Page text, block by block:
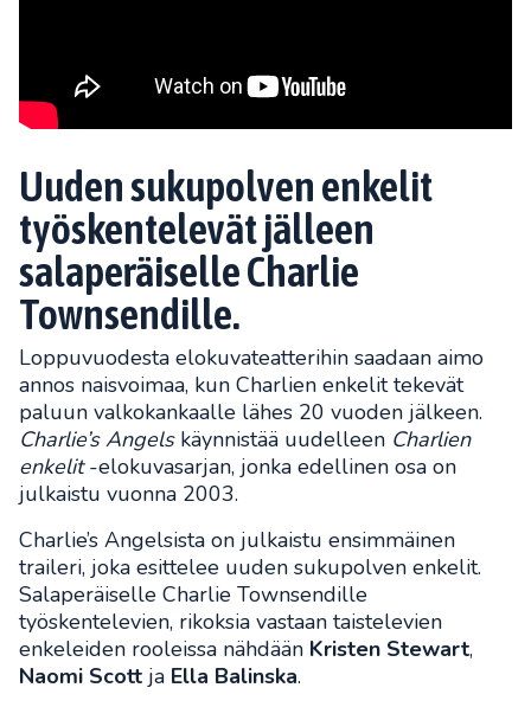
Uuden sukupolven enkelit
työskentelevät jälleen
salaperäiselle Charlie
Townsendille.
Loppuvuodesta elokuvateatterihin saadaan aimo
annos naisvoimaa, kun Charlien enkelit tekevät
paluun valkokankaalle lähes 20 vuoden jälkeen.
Charlie’s Angelskäynnistää uudelleen Charlien
enkelit-elokuvasarjan, jonka edellinen osa on
julkaistu vuonna 2003.
Charlie’s Angelsista on julkaistu ensimmäinen
traileri, joka esittelee uuden sukupolven enkelit.
Salaperäiselle Charlie Townsendille
työskentelevien, rikoksia vastaan taistelevien
enkeleiden rooleissa nähdään Kristen Stewart,
Naomi Scott ja Ella Balinska.